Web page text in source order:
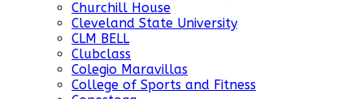
Churchill House
Cleveland State University
CLM BELL
Clubclass
Colegio Maravillas
College of Sports and Fitness